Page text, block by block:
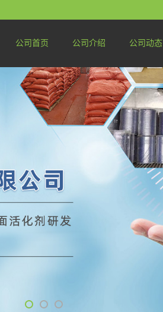
公司首页 公司介绍 公司动态